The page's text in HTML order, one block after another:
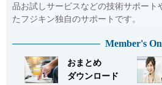
品お試しサービスなどの技術サポート
たフジキン独自のサポートです。
Member's
おまとめ
ダウンロード